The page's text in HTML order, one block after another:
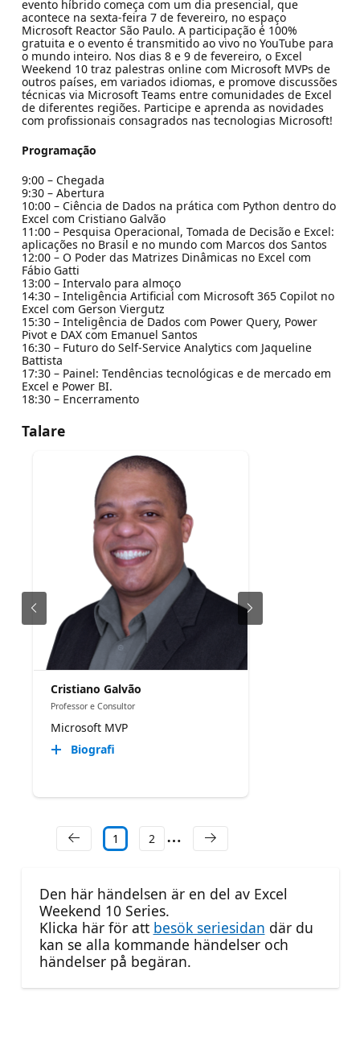
evento híbrido começa com um dia presencial, que
acontece na sexta-feira 7 de fevereiro, no espaço
Microsoft Reactor São Paulo. A participação é 100%
gratuita e o evento é transmitido ao vivo no YouTube para
o mundo inteiro. Nos dias 8 e 9 de fevereiro, o Excel
Weekend 10 traz palestras online com Microsoft MVPs de
outros países, em variados idiomas, e promove discussões
técnicas via Microsoft Teams entre comunidades de Excel
de diferentes regiões. Participe e aprenda as novidades
com profissionais consagrados nas tecnologias Microsoft!
Programação
9:00 – Chegada
9:30 – Abertura
10:00 – Ciência de Dados na prática com Python dentro do
Excel com Cristiano Galvão
11:00 – Pesquisa Operacional, Tomada de Decisão e Excel:
aplicações no Brasil e no mundo com Marcos dos Santos
12:00 – O Poder das Matrizes Dinâmicas no Excel com
Fábio Gatti
13:00 – Intervalo para almoço
14:30 – Inteligência Artificial com Microsoft 365 Copilot no
Excel com Gerson Viergutz
15:30 – Inteligência de Dados com Power Query, Power
Pivot e DAX com Emanuel Santos
16:30 – Futuro do Self-Service Analytics com Jaqueline
Battista
17:30 – Painel: Tendências tecnológicas e de mercado em
Excel e Power BI.
18:30 – Encerramento
Talare
Cristiano Galvão
Professor e Consultor
Microsoft MVP
Biografi
1 2
Den här händelsen är en del av Excel
Weekend 10 Series.
Klicka här för att besök seriesidan där du
kan se alla kommande händelser och
händelser på begäran.